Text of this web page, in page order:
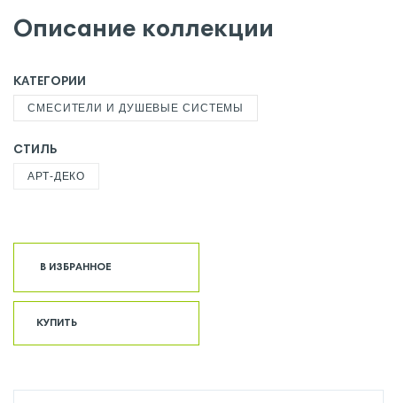
Описание коллекции
КАТЕГОРИИ
СМЕСИТЕЛИ И ДУШЕВЫЕ СИСТЕМЫ
СТИЛЬ
АРТ-ДЕКО
В ИЗБРАННОЕ
КУПИТЬ